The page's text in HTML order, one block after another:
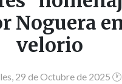
Noguera
velorio
29 de Octubre de 2025